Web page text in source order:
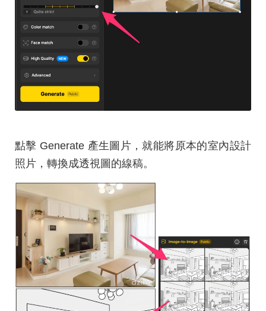
點擊 Generate 產生圖片，就能將原本的室內設計
照片，轉換成透視圖的線稿。